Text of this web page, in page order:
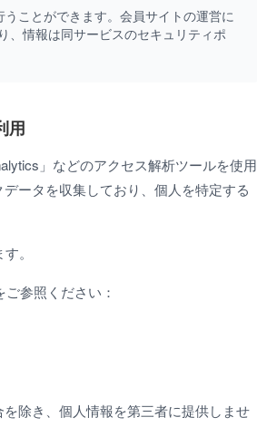
ことができます。会員サイトの運営に
、情報は同サービスのセキュリティポ
用
」などのアクセス解析ツールを使用
ータを収集しており、個人を特定する
。
参照ください：
除き、個人情報を第三者に提供しませ